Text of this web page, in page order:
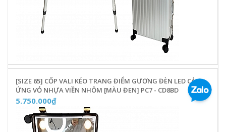
[SIZE 65] CỐP VALI KÉO TRANG ĐIỂM GƯƠNG ĐÈN LED CẢM
ỨNG VỎ NHỰA VIỀN NHÔM [MÀU ĐEN] PC7 - CD8BD
5.750.000₫